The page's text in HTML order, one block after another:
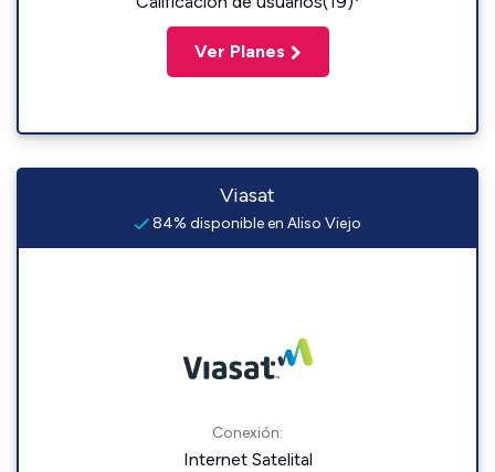
Ver Planes
Viasat
84% disponible en Aliso Viejo
Conexión:
Internet Satelital